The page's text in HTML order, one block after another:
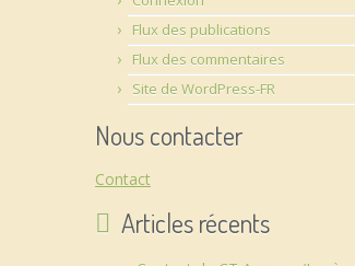
Flux des publications
Flux des commentaires
Site de WordPress-FR
Nous contacter
Contact
Articles récents